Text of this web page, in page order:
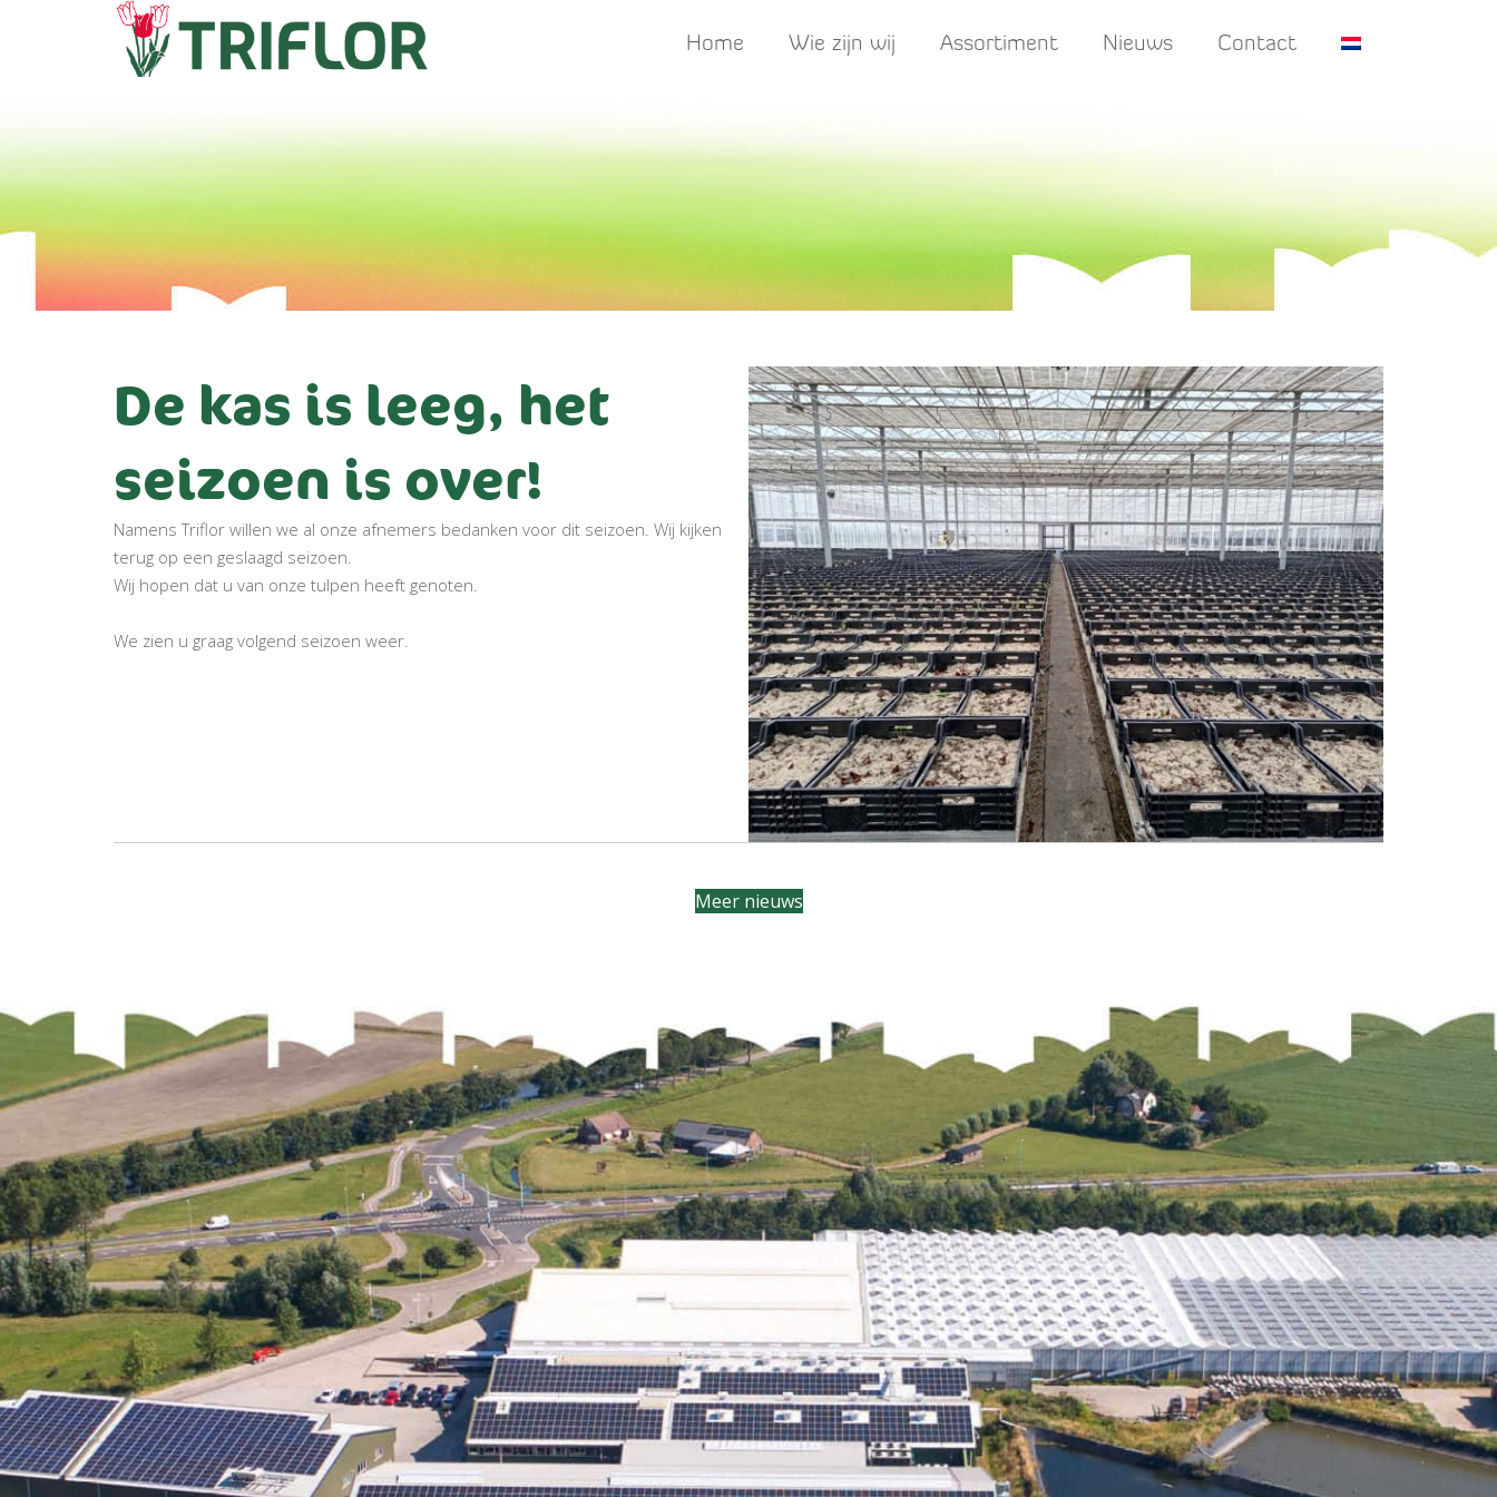
Home Wie zijn wij Assortiment Nieuws Contact
De kas is leeg, het
seizoen is over!
Namens Triflor willen we al onze afnemers bedanken voor dit seizoen. Wij kijken
terug op een geslaagd seizoen.
Wij hopen dat u van onze tulpen heeft genoten.
We zien u graag volgend seizoen weer.
Meer nieuws